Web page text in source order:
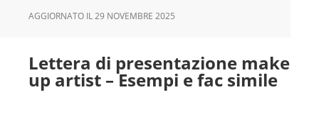
AGGIORNATO IL29 NOVEMBRE 2025
Lettera di presentazione make
up artist – Esempi e fac simile